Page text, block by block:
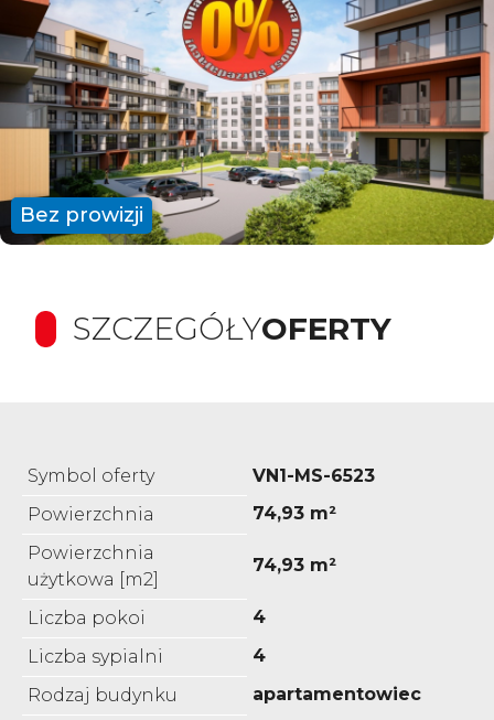
Bez prowizji
SZCZEGÓŁYOFERTY
Symbol oferty
VN1-MS-6523
Powierzchnia
74,93 m²
Powierzchnia
użytkowa [m2]
74,93 m²
Liczba pokoi
4
Liczba sypialni
4
Rodzaj budynku
apartamentowiec